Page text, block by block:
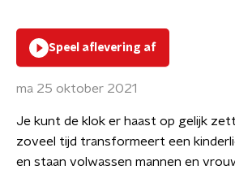
Speel aflevering af
ma 25 oktober 2021
Je kunt de klok er haast op gelijk
zoveel tijd transformeert een
en staan volwassen mannen en